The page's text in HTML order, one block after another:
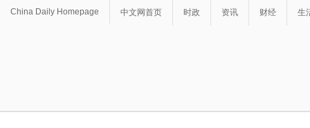
China Daily Homepage 中文网首页 时政 资讯 财经 生